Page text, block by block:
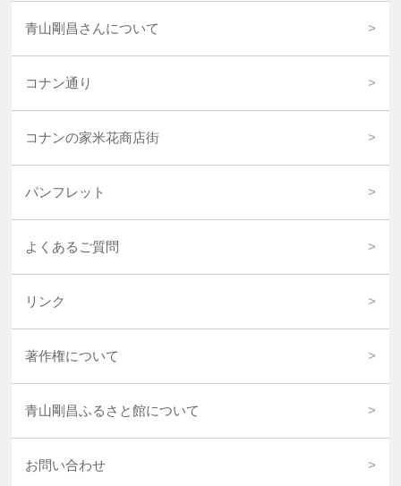
青山剛昌さんについて
コナン通り
コナンの家米花商店街
パンフレット
よくあるご質問
リンク
著作権について
青山剛昌ふるさと館について
お問い合わせ